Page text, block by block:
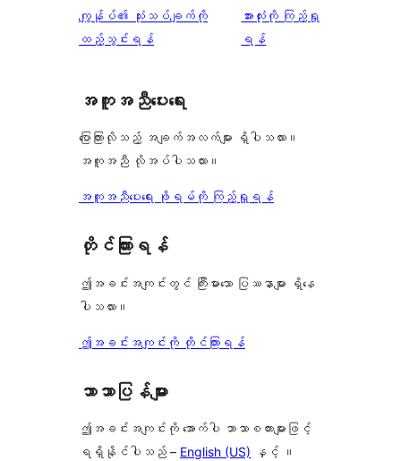
ကျွန်ုပ်၏ သုံးသပ်ချက်ကို
ထည့်သွင်းရန်
သုံးသပ်
ချက်
အားလုံးကို ကြည့်ရှု
ရန်
အကူအညီပေးရေး
ပြောကြားလိုသည့် အချက်အလက်များ ရှိပါသလား။
အကူအညီ လိုအပ်ပါသလား။
အကူအညီပေးရေး ဖိုရမ်ကို ကြည့်ရှုရန်
တိုင်ကြားရန်
ဤအခင်းအကျင်းတွင် ကြီးမားသော ပြဿနာများ ရှိနေ
ပါသလား။
ဤအခင်းအကျင်းကို တိုင်ကြားရန်
ဘာသာပြန်များ
ဤအခင်းအကျင်းကို အောက်ပါ ဘာသာစကားများဖြင့်
ရရှိနိုင်ပါသည် – English (US) နှင့် ။